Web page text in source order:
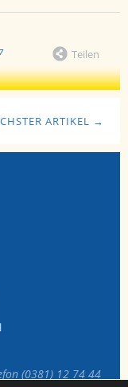
Teilen
ARTIKEL →
(0381) 12 74 44